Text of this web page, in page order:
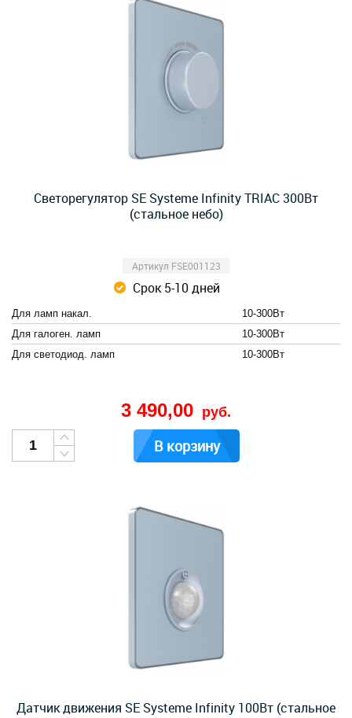
Светорегулятор SE Systeme Infinity TRIAC 300Вт
(стальное небо)
Артикул FSE001123
Срок 5-10 дней
Для ламп накал.
10-300Вт
Для галоген. ламп
10-300Вт
Для светодиод. ламп
10-300Вт
3 490,00 руб.
В корзину
Датчик движения SE Systeme Infinity 100Вт (стальное